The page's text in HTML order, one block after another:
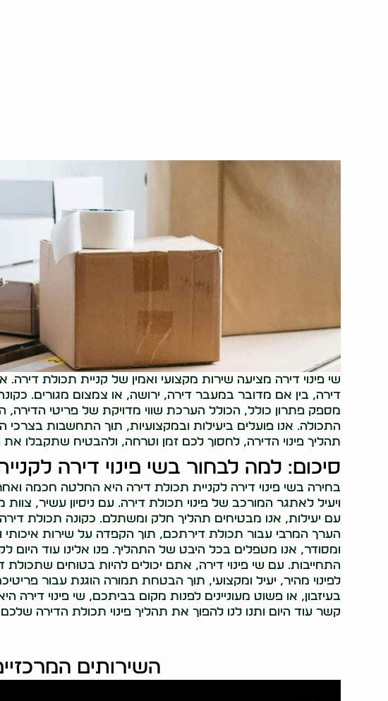
שי פינוי דירה מציעה שירות מקצועי ואמין של קניית תכולת דירה.
דירה, בין אם מדובר במעבר דירה, ירושה, או צמצום מגורים.
מספק פתרון כולל, הכולל הערכת שווי מדויקת של פריטי הדירה,
התכולה. אנו פועלים ביעילות ובמקצועיות, תוך התחשבות
תהליך פינוי הדירה, לחסוך לכם זמן וטרחה, ולהבטיח שתקבלו
סיכום: למה לבחור בשי פינוי דירה
בחירה בשי פינוי דירה לקניית תכולת דירה היא החלטה חכמה
ויעיל לאתגר המורכב של פינוי תכולת דירה. עם ניסיון עשיר,
עם יעילות, אנו מבטיחים תהליך חלק ומשתלם. כקונה תכולת
הערך המרבי עבור תכולת דירתכם, תוך הקפדה על שירות איכותי
ומסודר, אנו מטפלים בכל היבט של התהליך. פנו אלינו עוד היום
התחייבות. עם שי פינוי דירה, אתם יכולים להיות בטוחים שתכולת
לפינוי מהיר, יעיל ומקצועי, תוך הבטחת תמורה הוגנת עבור
בעיזבון, או פשוט מעוניינים לפנות מקום בביתכם, שי פינוי
קשר עוד היום ותנו לנו להפוך את תהליך פינוי תכולת הדירה
השירותים